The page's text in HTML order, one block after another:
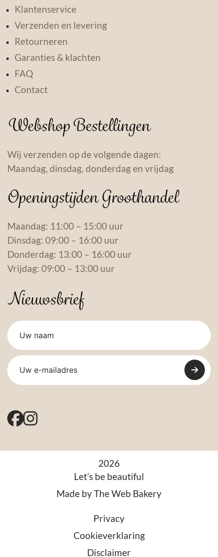
Klantenservice
Verzenden en levering
Retourneren
Garanties & klachten
FAQ
Contact
Webshop Bestellingen
Wij verzenden op de volgende dagen:
Maandag, dinsdag, donderdag en vrijdag
Openingstijden Groothandel
Maandag: 11:00 – 15:00 uur
Dinsdag: 09:00 – 16:00 uur
Donderdag: 13:00 – 16:00 uur
Vrijdag: 09:00 – 13:00 uur
Nieuwsbrief
2026
Let’s be beautiful
Made byThe Web Bakery
Privacy
Cookieverklaring
Disclaimer